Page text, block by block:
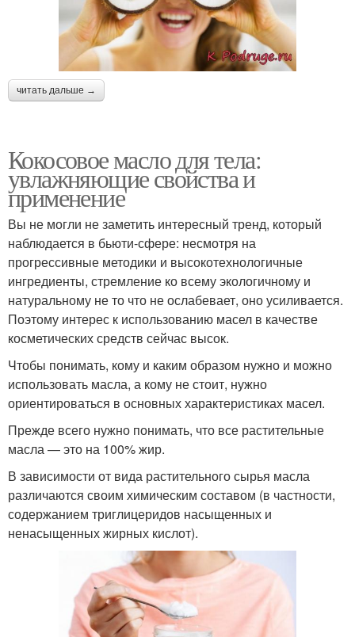
читать дальше →
Кокосовое масло для тела:
увлажняющие свойства и
применение
Вы не могли не заметить интересный тренд, который
наблюдается в бьюти-сфере: несмотря на
прогрессивные методики и высокотехнологичные
ингредиенты, стремление ко всему экологичному и
натуральному не то что не ослабевает, оно усиливается.
Поэтому интерес к использованию масел в качестве
косметических средств сейчас высок.
Чтобы понимать, кому и каким образом нужно и можно
использовать масла, а кому не стоит, нужно
ориентироваться в основных характеристиках масел.
Прежде всего нужно понимать, что все растительные
масла — это на 100% жир.
В зависимости от вида растительного сырья масла
различаются своим химическим составом (в частности,
содержанием триглицеридов насыщенных и
ненасыщенных жирных кислот).